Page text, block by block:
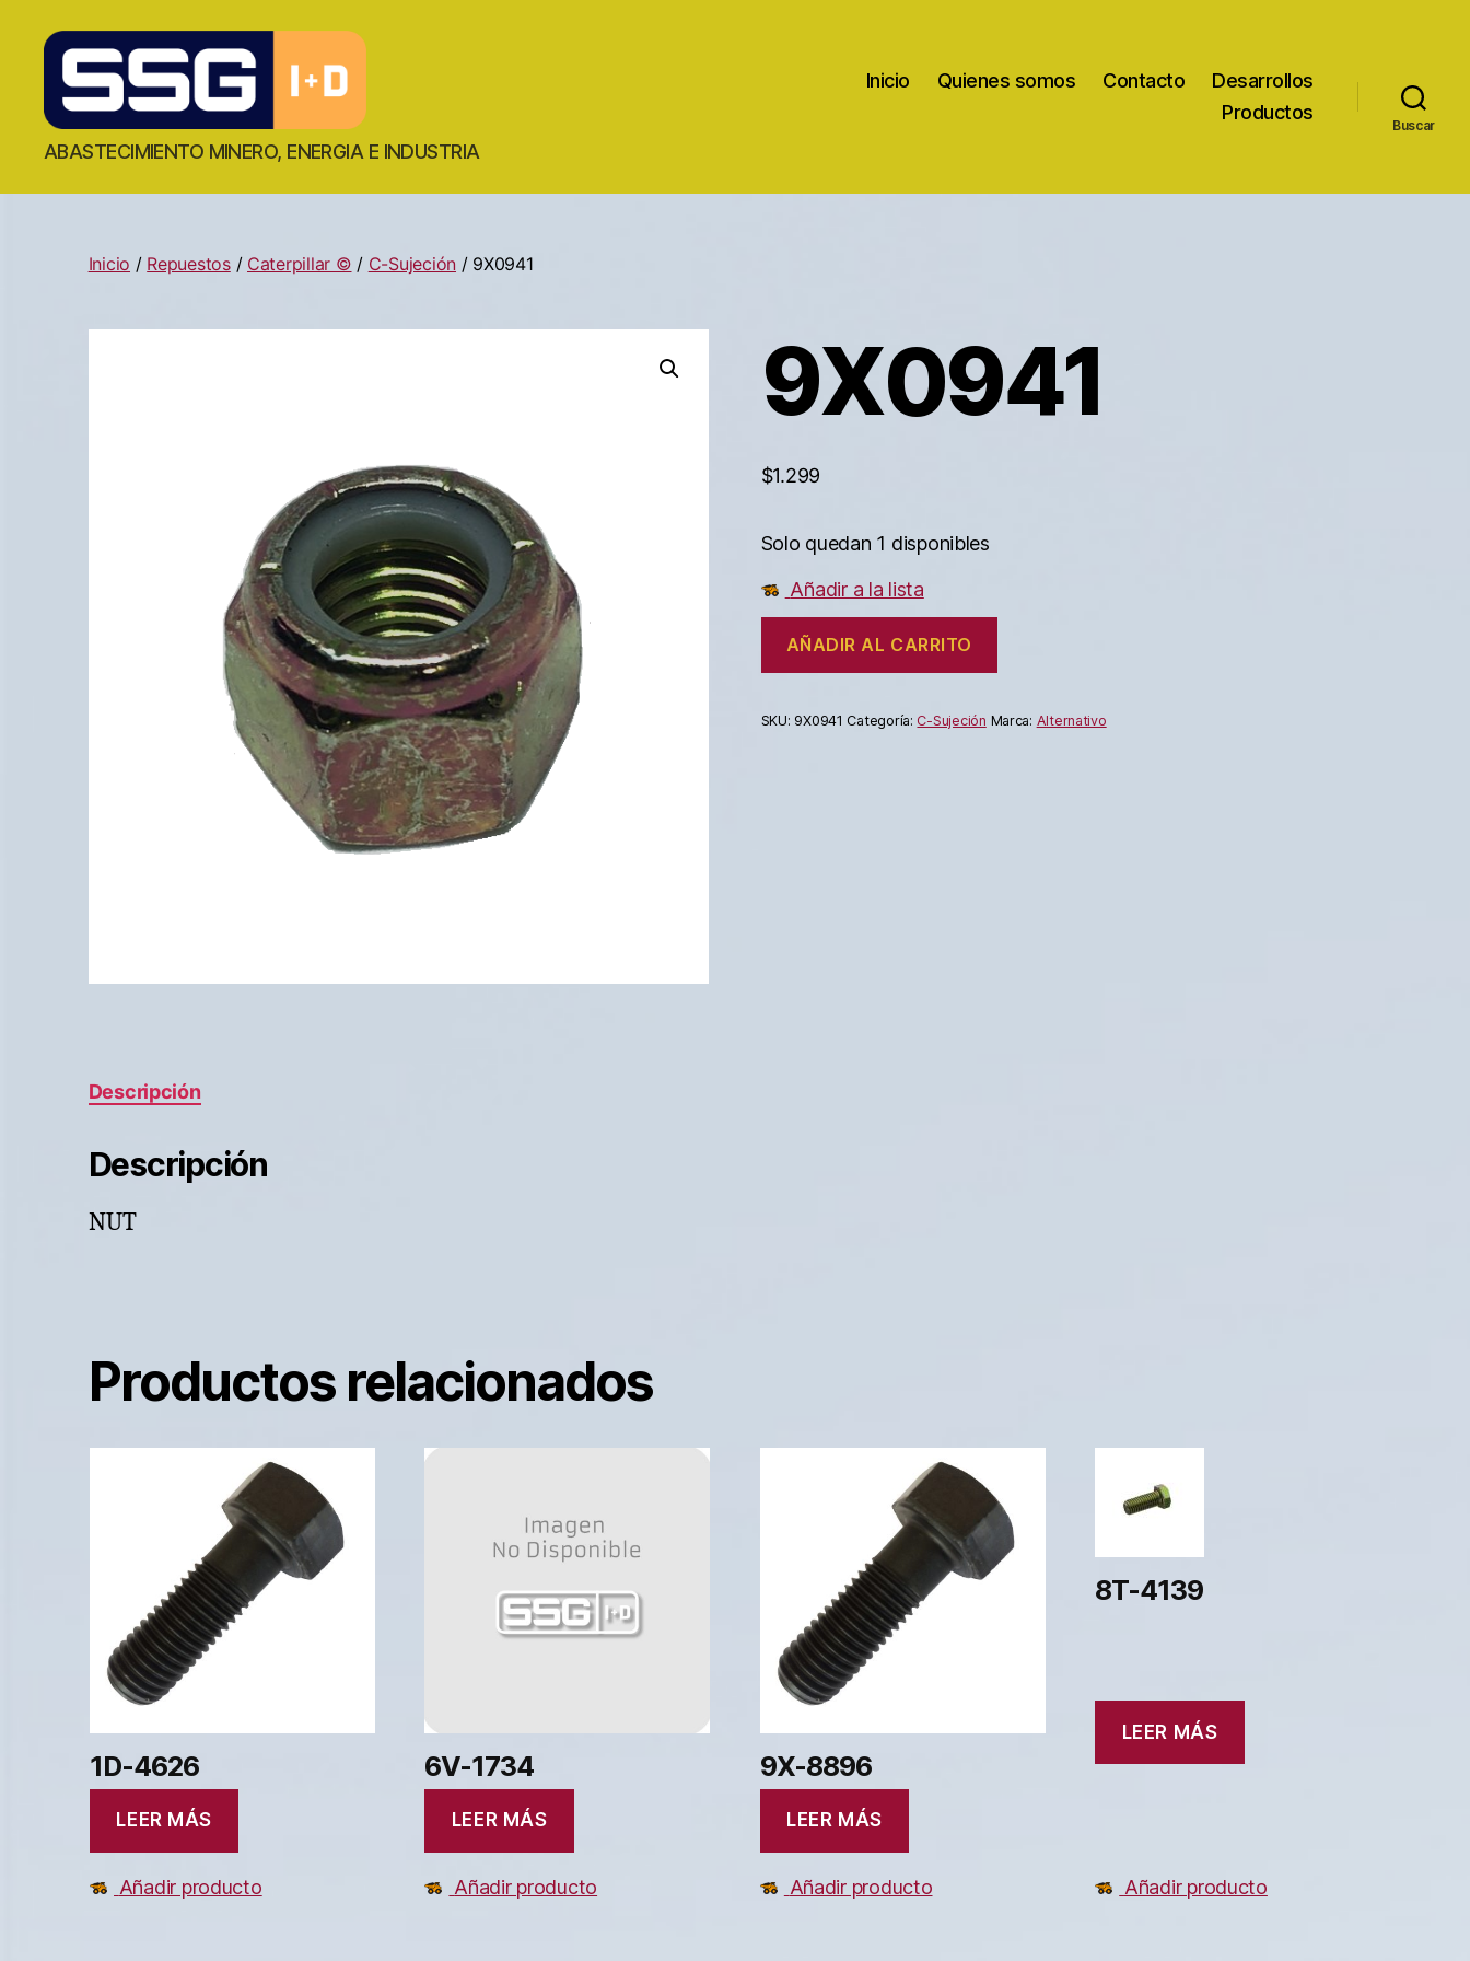
ABASTECIMIENTO MINERO, ENERGIA E INDUSTRIA
Inicio Quienes somos Contacto
Desarrollos
Productos
Buscar
Inicio / Repuestos/ Caterpillar © / C-Sujeción / 9X0941
9X0941
$1.299
Solo quedan 1 disponibles
Añadir a la lista
AÑADIR AL CARRITO
SKU: 9X0941 Categoría: C-Sujeción Marca: Alternativo
Descripción
Descripción
NUT
Productos relacionados
1D-4626
LEER MÁS
Añadir producto
6V-1734
LEER MÁS
Añadir producto
9X-8896
LEER MÁS
Añadir producto
8T-4139
LEER MÁS
Añadir producto